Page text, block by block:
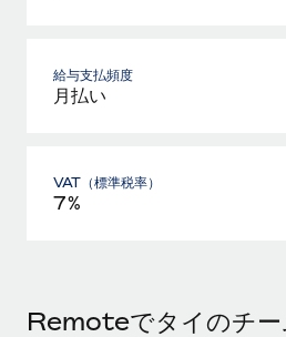
給与支払頻度
月払い
VAT（標準税率）
7%
Remoteでタイのチー